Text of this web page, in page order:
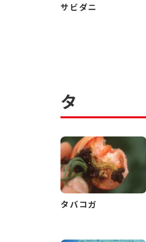
サビダニ
タ
タバコガ